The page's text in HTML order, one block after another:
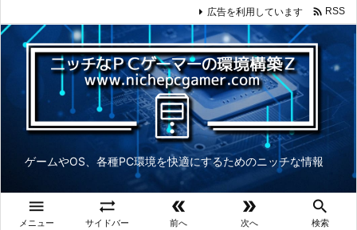
ゲームやOS、各種PC環境を快適にするためのニッチな情報

メニュー

サイドバー

前へ

次へ

検索
広告を利用しています  RSS